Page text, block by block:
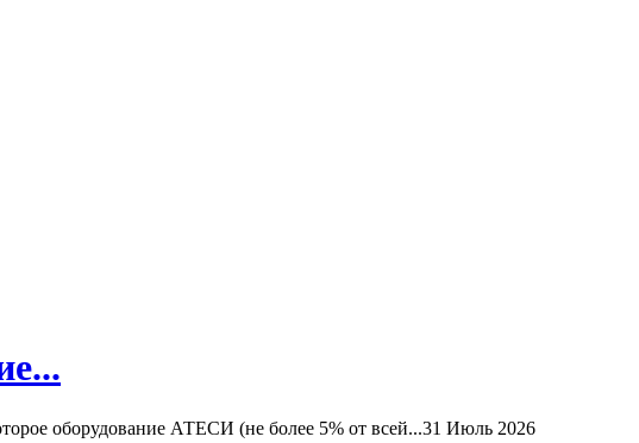
оборудование АТЕСИ (не более 5% от всей...31 Июль 2026